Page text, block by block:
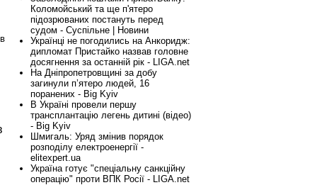
Коломойський та ще п'ятеро
підозрюваних постануть перед
судом - Суспільне | Новини
Українці не погодились на Анкоридж:
дипломат Пристайко назвав головне
досягнення за останній рік - LIGA.net
На Дніпропетровщині за добу
загинули п’ятеро людей, 16
поранених - Big Kyiv
В Україні провели першу
трансплантацію легень дитині (відео)
- Big Kyiv
Шмигаль: Уряд змінив порядок
розподілу електроенергії -
elitexpert.ua
Україна готує "спеціальну санкційну
операцію" проти ВПК Росії - LIGA.net